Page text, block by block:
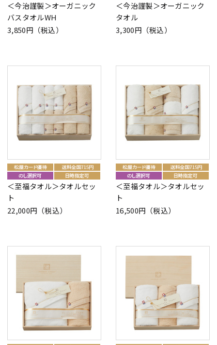
＜今治謹製＞オーガニック
バスタオルWH
3,850円（税込）
＜今治謹製＞オーガニック
タオル
3,300円（税込）
＜至福タオル＞タオルセッ
ト
22,000円（税込）
＜至福タオル＞タオルセッ
ト
16,500円（税込）